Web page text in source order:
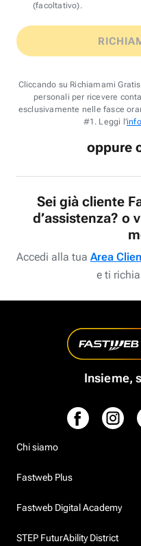
(facoltativo).
Cliccando su Richiamami
personali per ricevere
esclusivamente nelle fasce
#1. Leggi l'
oppure
Sei già cliente
d’assistenza? o
Accedi alla tua Area
e ti
Insieme,
Chi siamo
Fastweb Plus
Fastweb Digital Academy
STEP FuturAbility District